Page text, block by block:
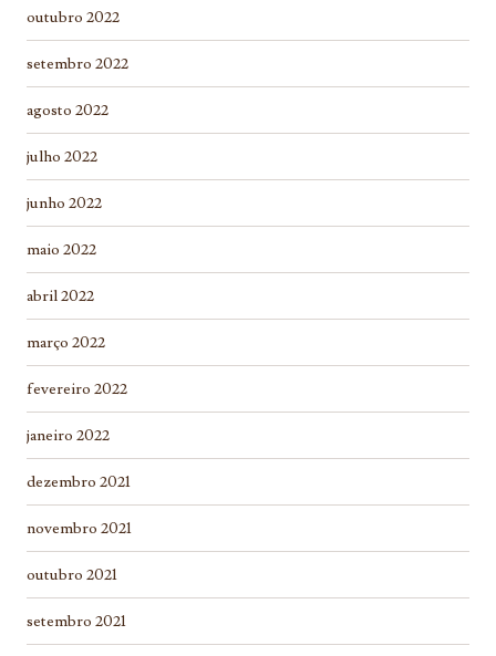
outubro 2022
setembro 2022
agosto 2022
julho 2022
junho 2022
maio 2022
abril 2022
março 2022
fevereiro 2022
janeiro 2022
dezembro 2021
novembro 2021
outubro 2021
setembro 2021